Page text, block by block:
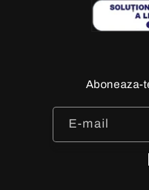
Aboneaza-
E-mail